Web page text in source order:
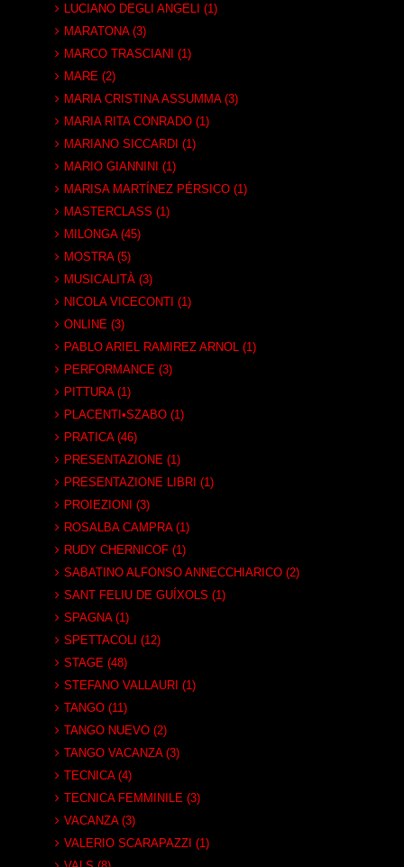
LUCIANO DEGLI ANGELI (1)
MARATONA (3)
MARCO TRASCIANI (1)
MARE (2)
MARIA CRISTINA ASSUMMA (3)
MARIA RITA CONRADO (1)
MARIANO SICCARDI (1)
MARIO GIANNINI (1)
MARISA MARTÍNEZ PÉRSICO (1)
MASTERCLASS (1)
MILONGA (45)
MOSTRA (5)
MUSICALITÀ (3)
NICOLA VICECONTI (1)
ONLINE (3)
PABLO ARIEL RAMIREZ ARNOL (1)
PERFORMANCE (3)
PITTURA (1)
PLACENTI•SZABO (1)
PRATICA (46)
PRESENTAZIONE (1)
PRESENTAZIONE LIBRI (1)
PROIEZIONI (3)
ROSALBA CAMPRA (1)
RUDY CHERNICOF (1)
SABATINO ALFONSO ANNECCHIARICO (2)
SANT FELIU DE GUÍXOLS (1)
SPAGNA (1)
SPETTACOLI (12)
STAGE (48)
STEFANO VALLAURI (1)
TANGO (11)
TANGO NUEVO (2)
TANGO VACANZA (3)
TECNICA (4)
TECNICA FEMMINILE (3)
VACANZA (3)
VALERIO SCARAPAZZI (1)